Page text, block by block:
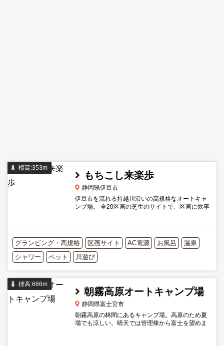
標高:353m
もちこし来楽歩
静岡県伊豆市
伊豆市を流れる持越川沿いの高規格なオートキャ
ンプ場。 全20区画の芝生のサイトで、区画に炊事
グランピング・高規格 区画サイト AC電源 お風呂
温泉
シャワー
ペット 川遊び
標高:666m
朝霧高原オートキャンプ場
静岡県富士宮市
朝霧高原の林間にあるキャンプ場。高原のため夏
場でも涼しい。晴天では管理棟から富士を望めま